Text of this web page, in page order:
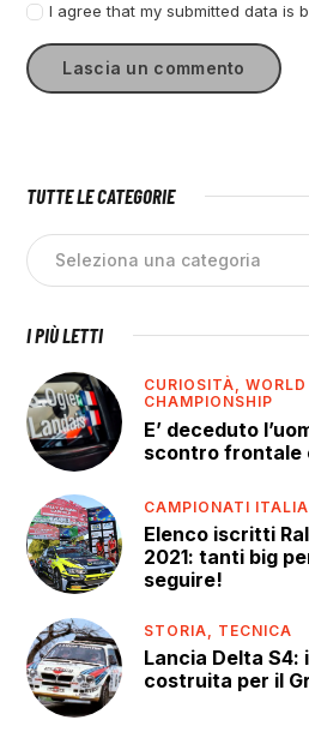
I agree that my submitted data is
TUTTE LE CATEGORIE
I PIÙ LETTI
CURIOSITÀ,
CHAMPIONSHIP
E’ deceduto
scontro frontale
CAMPIONATI
Elenco iscritti
2021: tanti big
seguire!
STORIA, TECNICA
Lancia Delta S4:
costruita per il